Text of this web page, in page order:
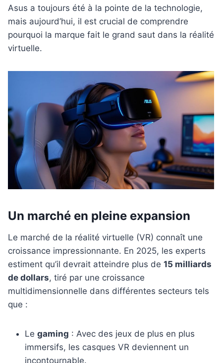
Asus a toujours été à la pointe de la technologie,
mais aujourd’hui, il est crucial de comprendre
pourquoi la marque fait le grand saut dans la réalité
virtuelle.
Un marché en pleine expansion
Le marché de la réalité virtuelle (VR) connaît une
croissance impressionnante. En 2025, les experts
estiment qu’il devrait atteindre plus de 15 milliards
de dollars, tiré par une croissance
multidimensionnelle dans différentes secteurs tels
que :
Le gaming : Avec des jeux de plus en plus
immersifs, les casques VR deviennent un
incontournable.